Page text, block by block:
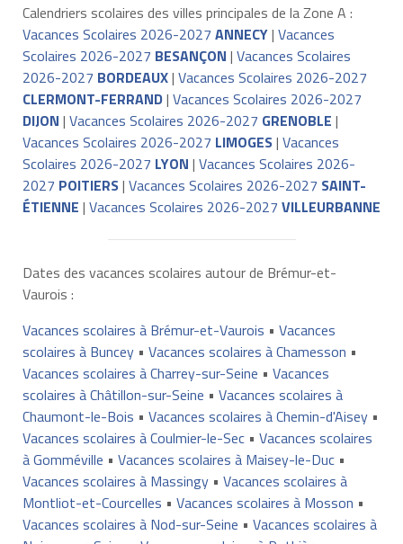
Calendriers scolaires des villes principales de la Zone A :
Vacances Scolaires 2026-2027 ANNECY| Vacances
Scolaires 2026-2027 BESANÇON | Vacances Scolaires
2026-2027 BORDEAUX| Vacances Scolaires 2026-2027
CLERMONT-FERRAND| Vacances Scolaires 2026-2027
DIJON | Vacances Scolaires 2026-2027 GRENOBLE |
Vacances Scolaires 2026-2027 LIMOGES| Vacances
Scolaires 2026-2027 LYON | Vacances Scolaires 2026-
2027 POITIERS| Vacances Scolaires 2026-2027 SAINT-
ÉTIENNE | Vacances Scolaires 2026-2027 VILLEURBANNE
Dates des vacances scolaires autour de Brémur-et-
Vaurois :
Vacances scolaires à Brémur-et-Vaurois • Vacances
scolaires à Buncey• Vacances scolaires à Chamesson •
Vacances scolaires à Charrey-sur-Seine • Vacances
scolaires à Châtillon-sur-Seine • Vacances scolaires à
Chaumont-le-Bois • Vacances scolaires à Chemin-d'Aisey•
Vacances scolaires à Coulmier-le-Sec• Vacances scolaires
à Gomméville • Vacances scolaires à Maisey-le-Duc•
Vacances scolaires à Massingy• Vacances scolaires à
Montliot-et-Courcelles • Vacances scolaires à Mosson •
Vacances scolaires à Nod-sur-Seine • Vacances scolaires à